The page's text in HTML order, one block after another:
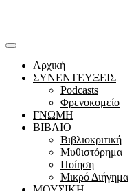
Αρχική
ΣΥΝΕΝΤΕΥΞΕΙΣ
Podcasts
Φρενοκομείο
ΓΝΩΜΗ
ΒΙΒΛΙΟ
Βιβλιοκριτική
Μυθιστόρημα
Ποίηση
Μικρό Διήγημα